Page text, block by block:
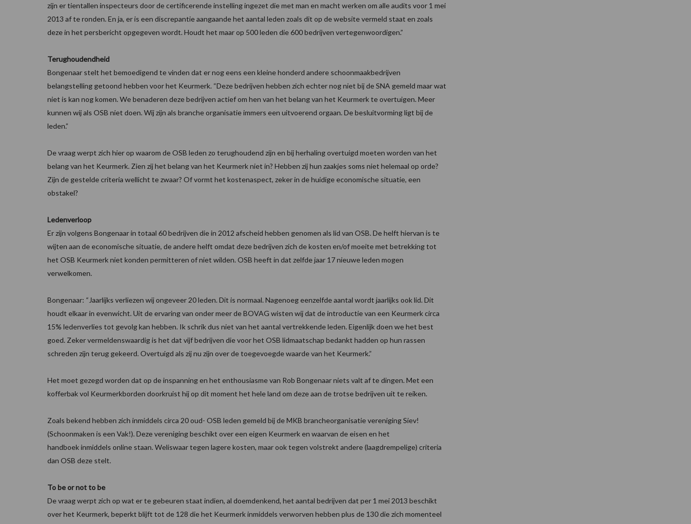
zijn er tientallen inspecteurs door de certificerende instelling ingezet die met man en macht werken om alle audits voor 1 mei
2013 af te ronden. En ja, er is een discrepantie aangaande het aantal leden zoals dit op de website vermeld staat en zoals
deze in het persbericht opgegeven wordt. Houdt het maar op 500 leden die 600 bedrijven vertegenwoordigen.”
Terughoudendheid
Bongenaar stelt het bemoedigend te vinden dat er nog eens een kleine honderd andere schoonmaakbedrijven
belangstelling getoond hebben voor het Keurmerk. “Deze bedrijven hebben zich echter nog niet bij de SNA gemeld maar wat
niet is kan nog komen. We benaderen deze bedrijven actief om hen van het belang van het Keurmerk te overtuigen. Meer
kunnen wij als OSB niet doen. Wij zijn als branche organisatie immers een uitvoerend orgaan. De besluitvorming ligt bij de
leden.”
De vraag werpt zich hier op waarom de OSB leden zo terughoudend zijn en bij herhaling overtuigd moeten worden van het
belang van het Keurmerk. Zien zij het belang van het Keurmerk niet in? Hebben zij hun zaakjes soms niet helemaal op orde?
Zijn de gestelde criteria wellicht te zwaar? Of vormt het kostenaspect, zeker in de huidige economische situatie, een
obstakel?
Ledenverloop
Er zijn volgens Bongenaar in totaal 60 bedrijven die in 2012 afscheid hebben genomen als lid van OSB. De helft hiervan is te
wijten aan de economische situatie, de andere helft omdat deze bedrijven zich de kosten en/of moeite met betrekking tot
het OSB Keurmerk niet konden permitteren of niet wilden. OSB heeft in dat zelfde jaar 17 nieuwe leden mogen
verwelkomen.
Bongenaar: “Jaarlijks verliezen wij ongeveer 20 leden. Dit is normaal. Nagenoeg eenzelfde aantal wordt jaarlijks ook lid. Dit
houdt elkaar in evenwicht. Uit de ervaring van onder meer de BOVAG wisten wij dat de introductie van een Keurmerk circa
15% ledenverlies tot gevolg kan hebben. Ik schrik dus niet van het aantal vertrekkende leden. Eigenlijk doen we het best
goed. Zeker vermeldenswaardig is het dat vijf bedrijven die voor het OSB lidmaatschap bedankt hadden op hun rassen
schreden zijn terug gekeerd. Overtuigd als zij nu zijn over de toegevoegde waarde van het Keurmerk.”
Het moet gezegd worden dat op de inspanning en het enthousiasme van Rob Bongenaar niets valt af te dingen. Met een
kofferbak vol Keurmerkborden doorkruist hij op dit moment het hele land om deze aan de trotse bedrijven uit te reiken.
Zoals bekend hebben zich inmiddels circa 20 oud- OSB leden gemeld bij de MKB brancheorganisatie vereniging Siev!
(Schoonmaken is een Vak!). Deze vereniging beschikt over een eigen Keurmerk en waarvan de eisen en het
handboek inmiddels online staan. Weliswaar tegen lagere kosten, maar ook tegen volstrekt andere (laagdrempelige) criteria
dan OSB deze stelt.
To be or not to be
De vraag werpt zich op wat er te gebeuren staat indien, al doemdenkend, het aantal bedrijven dat per 1 mei 2013 beschikt
over het Keurmerk, beperkt blijft tot de 128 die het Keurmerk inmiddels verworven hebben plus de 130 die zich momenteel